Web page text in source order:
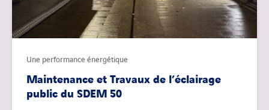
Une performance énergétique
Maintenance et Travaux de l’éclairage
public du SDEM 50